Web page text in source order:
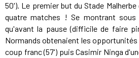
50'). Le premier but du Stade
quatre matches ! Se montrant sous
qu'avant la pause (difficile de faire
Normands obtenaient les opportunités
coup franc (57') puis Casimir Ninga